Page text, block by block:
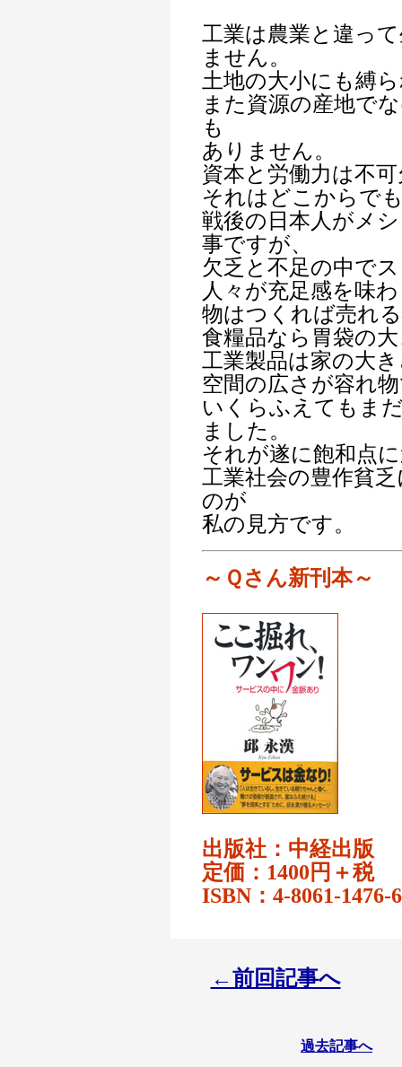
工業は農業と違っ
ません。
土地の大小にも縛
また資源の産地で
も
ありません。
資本と労働力は不
それはどこからで
戦後の日本人がメ
事ですが、
欠乏と不足の中で
人々が充足感を味
物はつくれば売れ
食糧品なら胃袋の
工業製品は家の大
空間の広さが容れ
いくらふえてもま
ました。
それが遂に飽和点
工業社会の豊作貧
のが
私の見方です。
～Ｑさ ん新刊本～
出版社：中経出版
定価：1400円＋税
ISBN：4-8061-1476-6
←前回記事へ
過去記事へ